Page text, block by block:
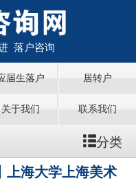
落户咨询
届生落户 居转户
关于我们 联系我们
分类
上海大学上海美术